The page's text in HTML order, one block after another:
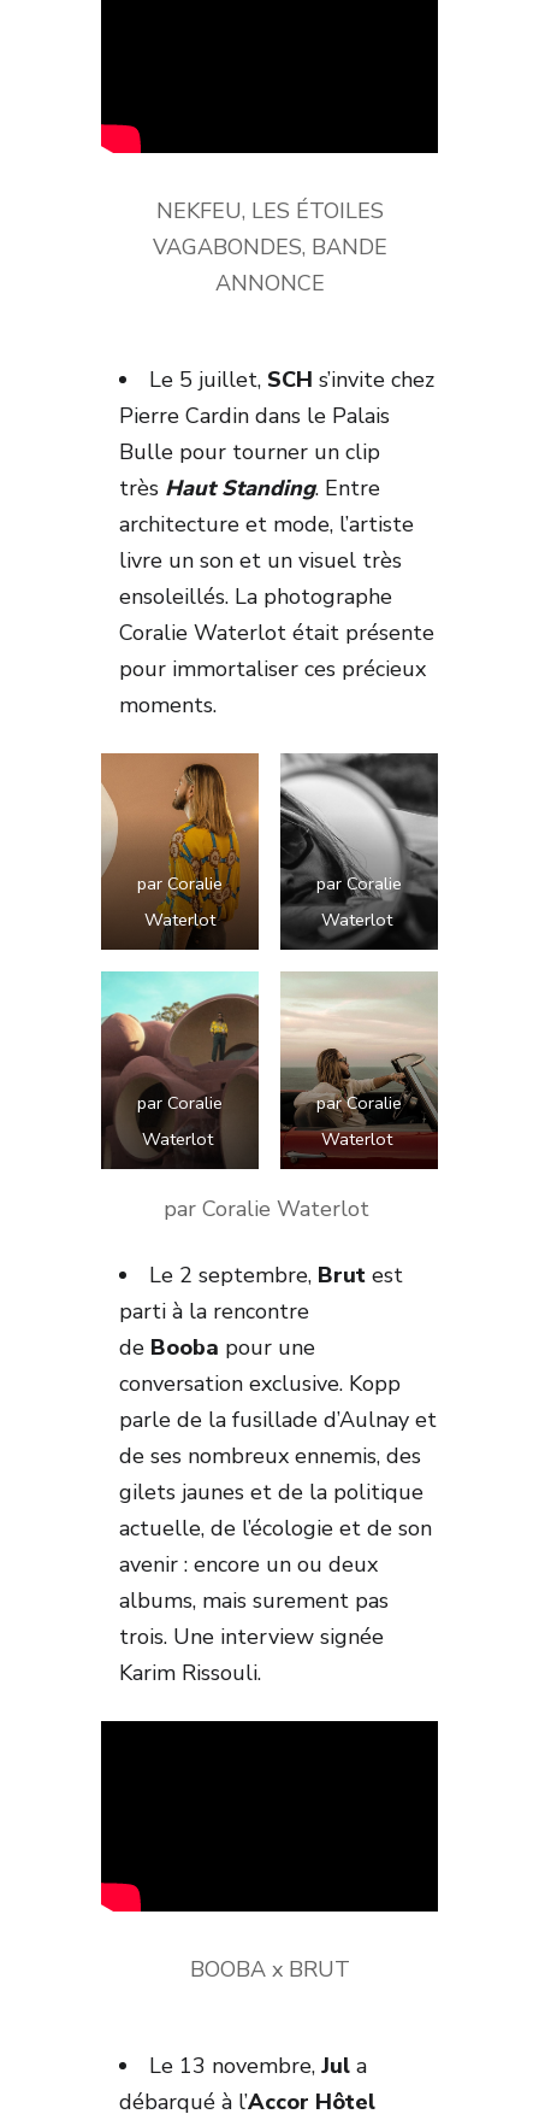
NEKFEU, LES ÉTOILES
VAGABONDES, BANDE
ANNONCE
Le 5 juillet, SCH s’invite chez
Pierre Cardin dans le Palais
Bulle pour tourner un clip
très Haut Standing. Entre
architecture et mode, l’artiste
livre un son et un visuel très
ensoleillés. La photographe
Coralie Waterlot était présente
pour immortaliser ces précieux
moments.
par Coralie
Waterlot
par Coralie
Waterlot
par Coralie
Waterlot
par Coralie
Waterlot
par Coralie Waterlot
Le 2 septembre, Brut est
parti à la rencontre
de Booba pour une
conversation exclusive. Kopp
parle de la fusillade d’Aulnay et
de ses nombreux ennemis, des
gilets jaunes et de la politique
actuelle, de l’écologie et de son
avenir : encore un ou deux
albums, mais surement pas
trois. Une interview signée
Karim Rissouli.
BOOBA x BRUT
Le 13 novembre, Jul a
débarqué à l’Accor Hôtel